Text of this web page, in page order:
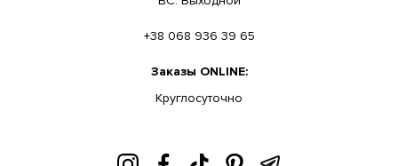
+38 068 936 39 65
Заказы ONLINE:
Круглосуточно